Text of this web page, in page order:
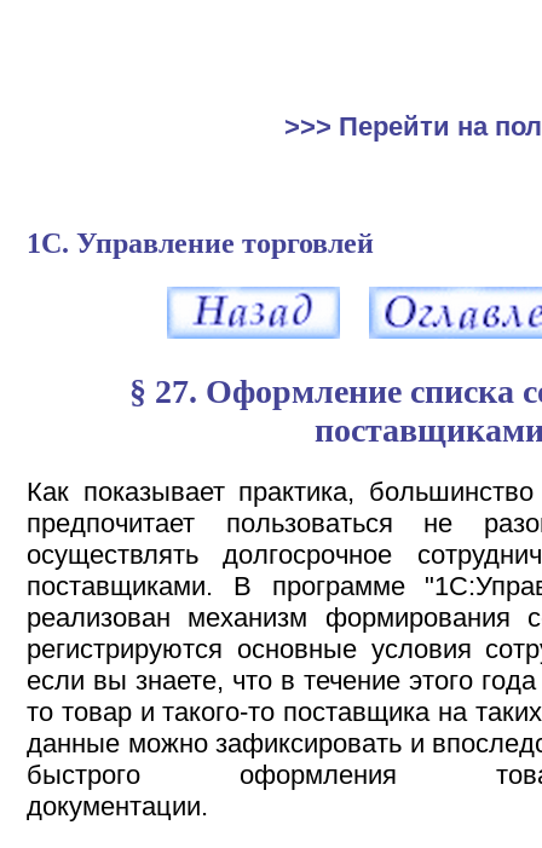
>>> Перейти на
1С. Управление торговлей
§ 27. Оформление списка
Как показывает практика,
предпочитает пользоваться не
осуществлять долгосрочное
поставщиками. В программе
реализован механизм формирования
регистрируются основные условия
если вы знаете, что в течение этого
то товар и такого-то поставщика на
данные можно зафиксировать и
быстрого оформления
документации.